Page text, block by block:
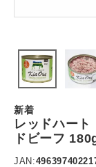
新着
レッドハート
ドビーフ
JAN: